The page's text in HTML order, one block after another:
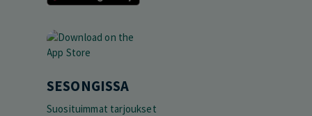
SESONGISSA
Suosituimmat tarjoukset